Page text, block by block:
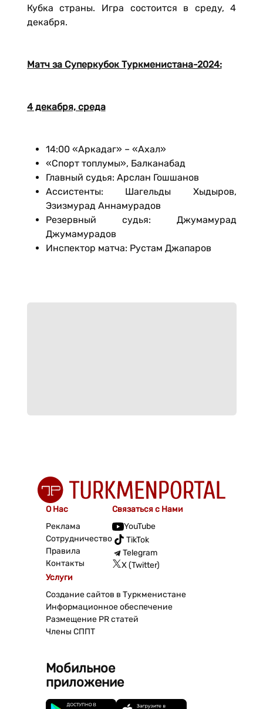
Кубка страны. Игра состоится в среду, 4
декабря.
Матч за Суперкубок Туркменистана-2024:
4 декабря, среда
14:00 «Аркадаг» – «Ахал»
«Спорт топлумы», Балканабад
Главный судья: Арслан Гошшанов
Ассистенты: Шагельды Хыдыров,
Эзизмурад Аннамурадов
Резервный судья: Джумамурад
Джумамурадов
Инспектор матча: Рустам Джапаров
О Нас
Реклама
Сотрудничество
Правила
Контакты
Связаться с Нами
YouTube
TikTok
Telegram
X (Twitter)
Услуги
Создание сайтов в Туркменистане
Информационное обеспечение
Размещение PR статей
Члены СППТ
Мобильное
приложение